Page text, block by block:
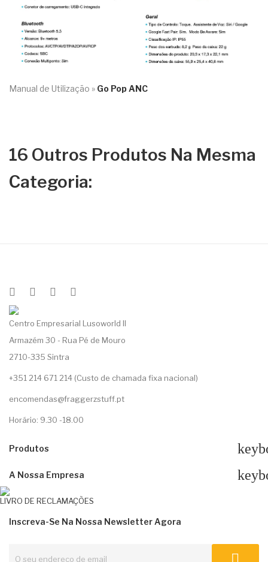
Manual de Utilização » Go Pop ANC
16 Outros Produtos Na Mesma
Categoria:
Centro Empresarial Lusoworld II
Armazém 30 - Rua Pé de Mouro
2710-335 Sintra
+351 214 671 214 (Custo de chamada fixa nacional)
encomendas@fraggerzstuff.pt
Horário: 9.30 -18.00
Produtos
A Nossa Empresa
LIVRO DE RECLAMAÇÕES
Inscreva-Se Na Nossa Newsletter Agora